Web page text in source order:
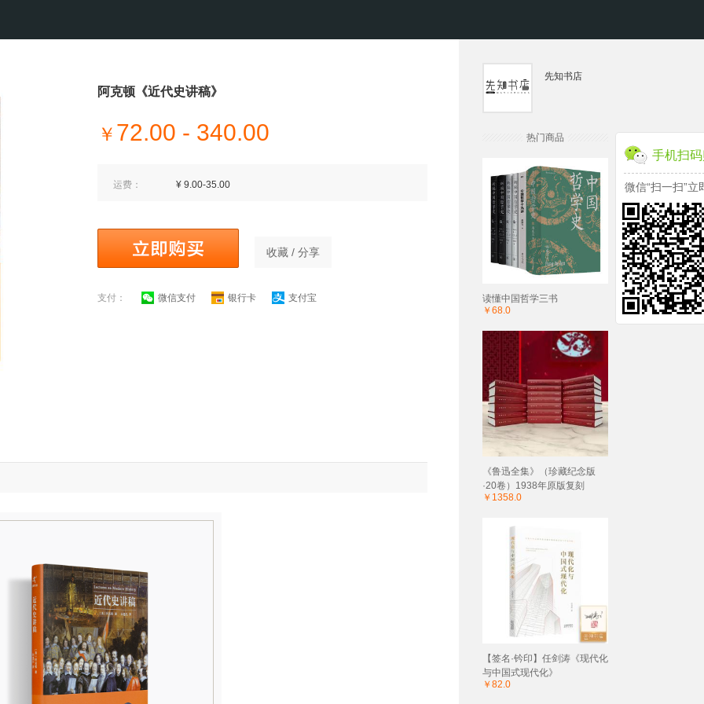
阿克顿《近代史讲稿》
￥ 72.00 - 340.00
运费： ¥ 9.00-35.00
收藏 / 分享
支付： 微信支付 银行卡 支付宝
先知书店
热门商品
读懂中国哲学三书
￥68.0
《鲁迅全集》（珍藏纪念版
·20卷）1938年原版复刻
￥1358.0
【签名·钤印】任剑涛《现代化
与中国式现代化》
￥82.0
手机扫
微信“扫一扫”立